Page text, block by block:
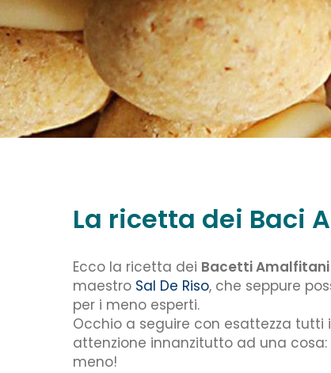
La ricetta dei Baci
Ecco la ricetta dei Bacetti Amalfitani
maestro Sal De Riso, che seppure
per i meno esperti.
Occhio a seguire con esattezza
attenzione innanzitutto ad una
meno!